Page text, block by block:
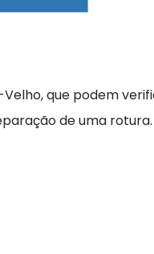
que podem
de uma rotura.